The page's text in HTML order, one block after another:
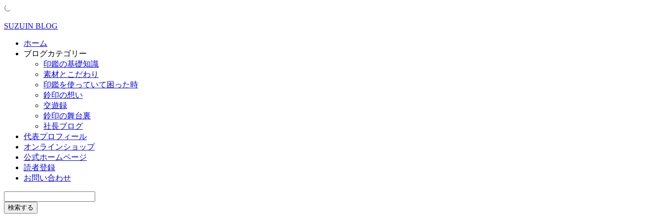
SUZUIN BLOG
ホーム
ブログカテゴリー
印鑑の基礎知識
素材とこだわり
印鑑を使っていて困った時
鈴印の想い
交遊録
鈴印の舞台裏
社長ブログ
代表プロフィール
オンラインショップ
公式ホームページ
読者登録
お問い合わせ